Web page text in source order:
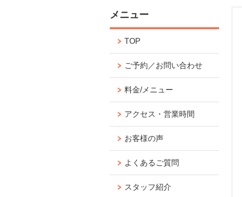
メニュー
TOP
ご予約／お問い合わせ
料金/メニュー
アクセス・営業時間
お客様の声
よくあるご質問
スタッフ紹介